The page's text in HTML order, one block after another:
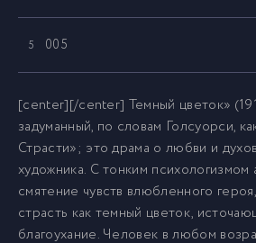
5 005
6 006
7 007
8 008
[center][/center] Темный цветок»
задуманный, по словам Голсуорси,
Страсти»; это драма о любви и
художника. С тонким психологизмом
смятение чувств влюбленного
страсть как темный цветок,
благоухание. Человек в любом